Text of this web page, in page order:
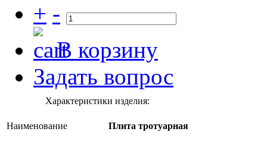
+ -
В корзину
Задать вопрос
Характеристики изделия:
Наименование Плита тротуарная